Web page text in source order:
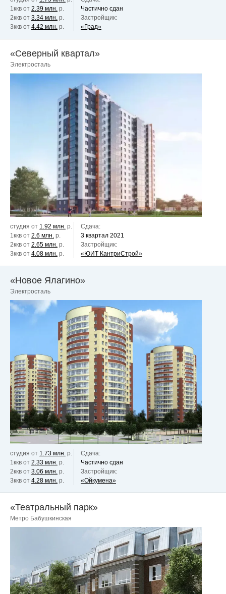
1ккв от 2.39 млн. р.
2ккв от 3.34 млн. р.
3ккв от 4.42 млн. р.
Частично сдан
Застройщик:
«Град»
«Северный квартал»
Электросталь
студия от 1.92 млн. р.
1ккв от 2.6 млн. р.
2ккв от 2.65 млн. р.
3ккв от 4.08 млн. р.
Сдача:
3 квартал 2021
Застройщик:
«ЮИТ КантриСтрой»
«Новое Ялагино»
Электросталь
студия от 1.73 млн. р.
1ккв от 2.33 млн. р.
2ккв от 3.06 млн. р.
3ккв от 4.28 млн. р.
Сдача:
Частично сдан
Застройщик:
«Ойкумена»
«Театральный парк»
Метро Бабушкинская